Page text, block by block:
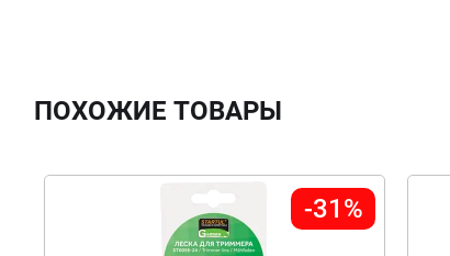
ПОХОЖИЕ ТОВАРЫ
-31%